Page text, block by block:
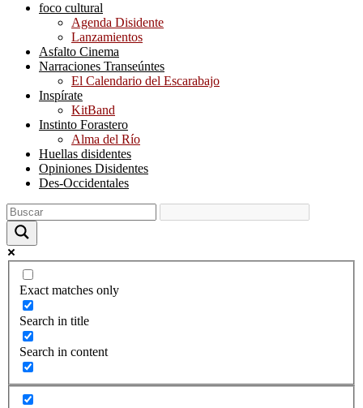
foco cultural
Agenda Disidente
Lanzamientos
Asfalto Cinema
Narraciones Transeúntes
El Calendario del Escarabajo
Inspírate
KitBand
Instinto Forastero
Alma del Río
Huellas disidentes
Opiniones Disidentes
Des-Occidentales
Exact matches only
Search in title
Search in content